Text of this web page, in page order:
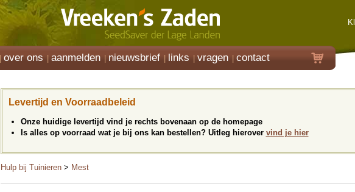
over ons aanmelden nieuwsbrief links vragen contact
Levertijd en Voorraadbeleid
Onze huidige levertijd vind je rechts bovenaan op de homepage
Is alles op voorraad wat je bij ons kan bestellen? Uitleg hierover vind je hier
Hulp bij Tuinieren > Mest